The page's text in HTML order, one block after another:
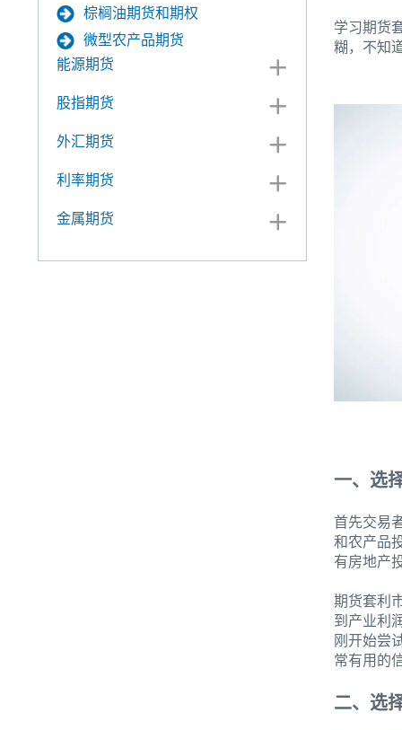
棕榈油期货和期权
微型农产品期货
能源期货
股指期货
外汇期货
利率期货
金属期货
学习期货
糊，不知
一、选
首先交易
和农产品
有房地产
期货套利
到产业利
刚开始尝
常有用的
二、选